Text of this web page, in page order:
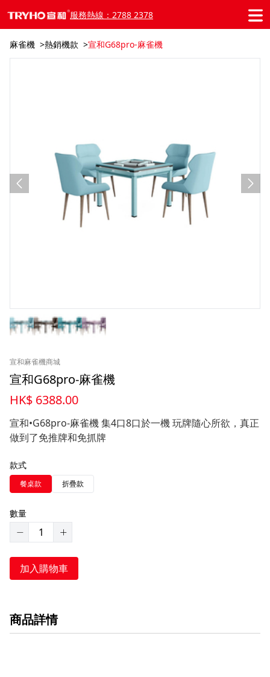
服務熱線：2788 2378
麻雀機 熱銷機款 宣和G68pro-麻雀機
宣和麻雀機商城
宣和G68pro-麻雀機
HK$ 6388.00
宣和•G68pro-麻雀機 集4口8口於一機 玩牌隨心所欲，真正
做到了免推牌和免抓牌
款式
餐桌款 折疊款
數量
加入購物車
商品詳情